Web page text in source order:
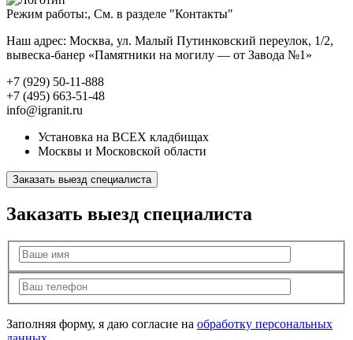
Режим работы:, См. в разделе "Контакты"
Наш адрес: Москва, ул. Малый Путинковский переулок, 1/2,
вывеска-банер «Памятники на могилу — от Завода №1»
+7 (929) 50-11-888
+7 (495) 663-51-48
info@igranit.ru
Установка на ВСЕХ кладбищах
Москвы и Московской области
Заказать выезд специалиста
Заказать выезд специалиста
Заполняя форму, я даю согласие на обработку персональных